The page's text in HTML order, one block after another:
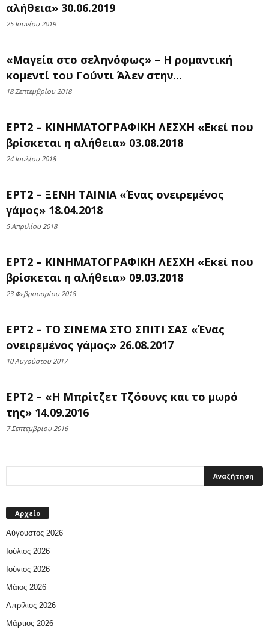
αλήθεια» 30.06.2019
25 Ιουνίου 2019
«Μαγεία στο σεληνόφως» – Η ρομαντική
κομεντί του Γούντι Άλεν στην...
18 Σεπτεμβρίου 2018
ΕΡΤ2 – ΚΙΝΗΜΑΤΟΓΡΑΦΙΚΗ ΛΕΣΧΗ «Εκεί που
βρίσκεται η αλήθεια» 03.08.2018
24 Ιουλίου 2018
ΕΡΤ2 – ΞΕΝΗ ΤΑΙΝΙΑ «Ένας ονειρεμένος
γάμος» 18.04.2018
5 Απριλίου 2018
ΕΡΤ2 – ΚΙΝΗΜΑΤΟΓΡΑΦΙΚΗ ΛΕΣΧΗ «Εκεί που
βρίσκεται η αλήθεια» 09.03.2018
23 Φεβρουαρίου 2018
ΕΡΤ2 – ΤΟ ΣΙΝΕΜΑ ΣΤΟ ΣΠΙΤΙ ΣΑΣ «Ένας
ονειρεμένος γάμος» 26.08.2017
10 Αυγούστου 2017
ΕΡΤ2 – «Η Μπρίτζετ Τζόουνς και το μωρό
της» 14.09.2016
7 Σεπτεμβρίου 2016
Αρχείο
Αύγουστος 2026
Ιούλιος 2026
Ιούνιος 2026
Μάιος 2026
Απρίλιος 2026
Μάρτιος 2026